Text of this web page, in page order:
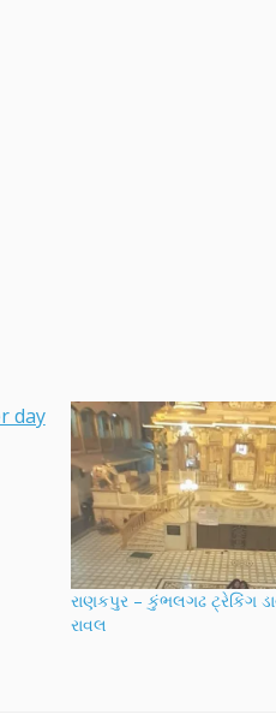
રાણકપુર – કુંભલગઢ ટ્રેકિંગ
રાવલ